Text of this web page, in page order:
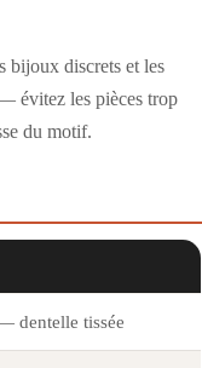
bijoux discrets et les
évitez les pièces trop
du motif.
dentelle tissée